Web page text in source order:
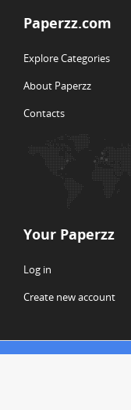
Paperzz.com
Explore Categories
About Paperzz
Contacts
Your Paperzz
Log in
Create new account